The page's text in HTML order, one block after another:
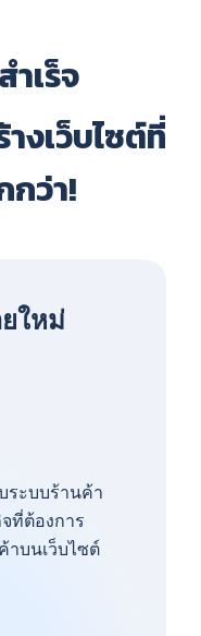
เร็จ
งเว็บไซต์ที่
กว่า!
ใหม่
ระบบร้านค้า
ที่ต้องการ
าบนเว็บไซต์